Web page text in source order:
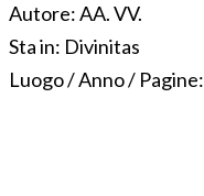
Autore:AA. VV.
Sta in: Divinitas
Luogo / Anno / Pagine: